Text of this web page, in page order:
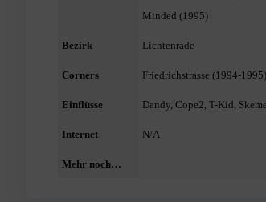
Minded (1995)
Bezirk Lichtenrade
Corners Friedrichstrasse (1994-
Einflüsse Dandy, Cope2, T-Kid,
Internet N/A
Mehr noch…